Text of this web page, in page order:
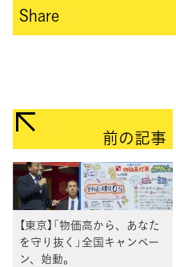
Share
前の記事
【東京】「物価高から、あなた
を守り抜く」全国キャンペー
ン、始動。